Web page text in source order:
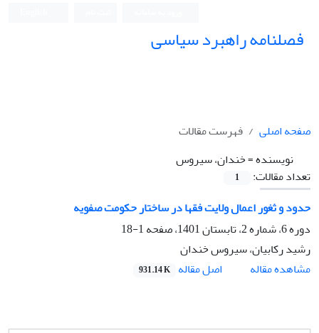
فصلنامه راهبرد سیاسی
صفحه اصلی
فهرست مقالات
نویسنده =خندان، سیروس
تعداد مقالات:
1
حدود و ثغور اعمال ولایت فقها در ساختار حکومت صفویه
دوره 6، شماره 2، تابستان 1401، صفحه
1-18
رشید رکابیان، سیروس خندان
مشاهده مقاله
اصل مقاله 931.14 K